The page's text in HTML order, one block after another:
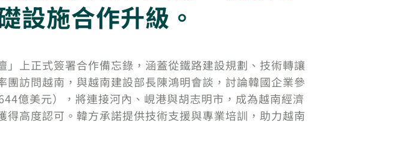
設施合作升級。
上正式簽署合作備忘錄，涵蓋從鐵路建設規劃、技術轉讓
訪問越南，與越南建設部長陳鴻明會談，討論韓國企業參
億美元），將連接河內、峴港與胡志明市，成為越南經濟
高度認可。韓方承諾提供技術支援與專業培訓，助力越南